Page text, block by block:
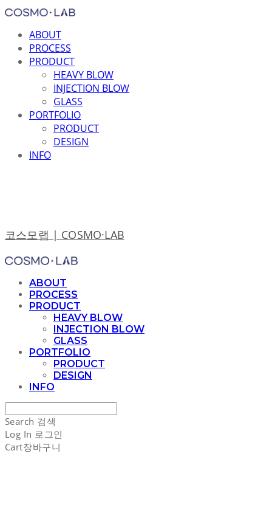
ABOUT
PROCESS
PRODUCT
HEAVY BLOW
INJECTION BLOW
GLASS
PORTFOLIO
PRODUCT
DESIGN
INFO
코스모랩 | COSMO·LAB
ABOUT
PROCESS
PRODUCT
HEAVY BLOW
INJECTION BLOW
GLASS
PORTFOLIO
PRODUCT
DESIGN
INFO
Search 검색
Log In 로그인
Cart장바구니